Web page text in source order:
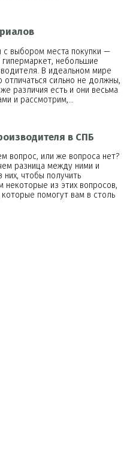
с выбором места покупки —
небольшие
В идеальном мире
отличаться сильно не должны,
различия есть и они весьма
и рассмотрим,…
в СПБ
вопрос, или же вопроса нет?
разница между ними и
них, чтобы получить
некоторые из этих вопросов,
помогут вам в столь